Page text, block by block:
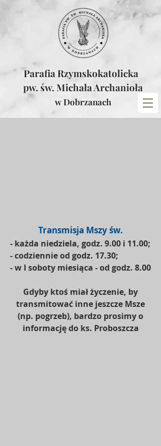
Parafia Rzymskokatolicka
pw. św. Michała Archanioła
w Dobrzanach
Transmisja Mszy św.
- każda niedziela, godz. 9.00 i 11.00;
​-codziennie od godz. 17.30;
- ​w I soboty miesiąca - od godz. 8.00
Gdyby ktoś miał życzenie, by
transmitować inne jeszcze Msze
(np. pogrzeb), bardzo prosimy o
informację do ks. Proboszcza